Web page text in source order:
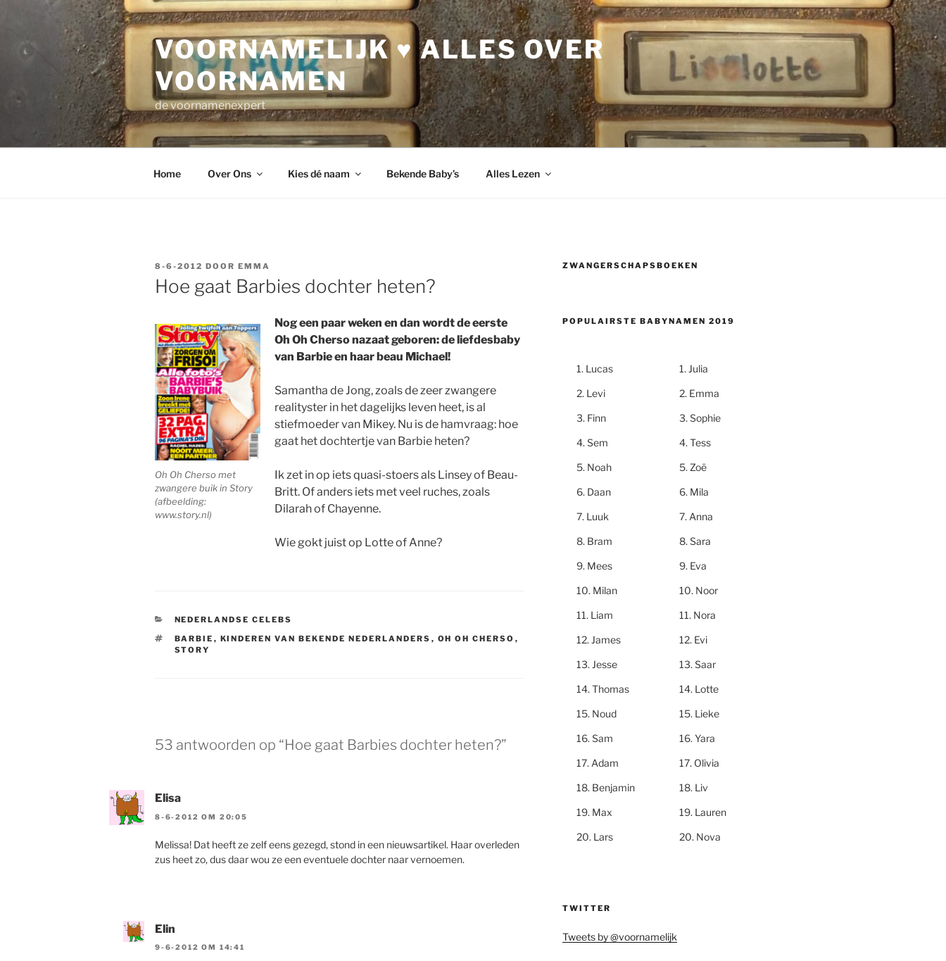
inhoud
VOORNAMELIJK ♥ ALLES OVER
VOORNAMEN
de voornamenexpert
Home Over Ons Kies dé naam Bekende Baby’s Alles Lezen
GEPLAATST
OP
8-6-2012 DOOR EMMA
Hoe gaat Barbies dochter heten?
Oh Oh Cherso met
zwangere buik in Story
(afbeelding:
www.story.nl)
Nog een paar weken en dan wordt de eerste
Oh Oh Cherso nazaat geboren: de liefdesbaby
van Barbie en haar beau Michael!
Samantha de Jong, zoals de zeer zwangere
realityster in het dagelijks leven heet, is al
stiefmoeder van Mikey. Nu is de hamvraag: hoe
gaat het dochtertje van Barbie heten?
Ik zet in op iets quasi-stoers als Linsey of Beau-
Britt. Of anders iets met veel ruches, zoals
Dilarah of Chayenne.
Wie gokt juist op Lotte of Anne?
CATEGORIEËN
NEDERLANDSE CELEBS
TAGS
BARBIE , KINDEREN VAN BEKENDE NEDERLANDERS , OH OH CHERSO ,
STORY
53 antwoorden op “Hoe gaat Barbies dochter heten?”
Elisa
8-6-2012 OM 20:05
Melissa! Dat heeft ze zelf eens gezegd, stond in een nieuwsartikel. Haar overleden
zus heet zo, dus daar wou ze een eventuele dochter naar vernoemen.
Elin
9-6-2012 OM 14:41
ZWANGERSCHAPSBOEKEN
POPULAIRSTE BABYNAMEN 2019
Lucas
Levi
Finn
Sem
Noah
Daan
Luuk
Bram
Mees
Milan
Liam
James
Jesse
Thomas
Noud
Sam
Adam
Benjamin
Max
Lars
Julia
Emma
Sophie
Tess
Zoë
Mila
Anna
Sara
Eva
Noor
Nora
Evi
Saar
Lotte
Lieke
Yara
Olivia
Liv
Lauren
Nova
TWITTER
Tweets by @voornamelijk